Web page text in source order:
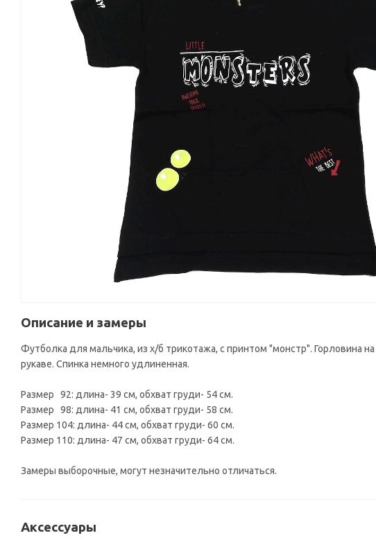
Описание и замеры
Футболка для мальчика, из х/б трикотажа, с принтом "монстр". Горловина
рукаве. Спинка немного удлиненная.
Размер 92: длина- 39 см, обхват груди- 54 см.
Размер 98: длина- 41 см, обхват груди- 58 см.
Размер 104: длина- 44 см, обхват груди- 60 см.
Размер 110: длина- 47 см, обхват груди- 64 см.
Замеры выборочные, могут незначительно отличаться.
Аксессуары